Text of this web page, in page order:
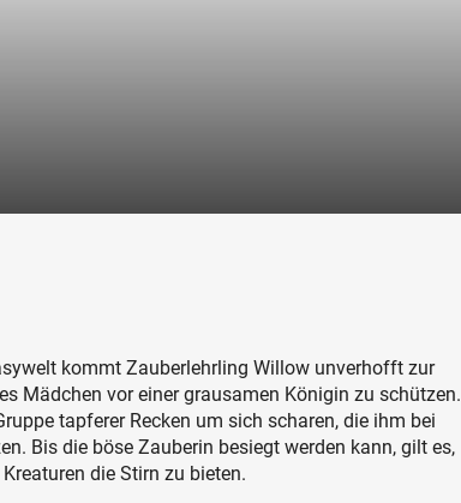
kommt Zauberlehrling Willow unverhofft zur
Mädchen vor einer grausamen Königin zu schützen.
tapferer Recken um sich scharen, die ihm bei
Bis die böse Zauberin besiegt werden kann, gilt es,
die Stirn zu bieten.